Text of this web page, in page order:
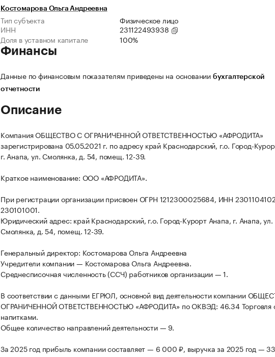
Костомарова Ольга Андреевна
Тип субъекта
Физическое лицо
ИНН
231122493938
Доля в уставном капитале
100%
Финансы
Данные по финансовым показателям приведены на основании бухгалтерской
отчетности
Описание
Компания ОБЩЕСТВО С ОГРАНИЧЕННОЙ ОТВЕТСТВЕННОСТЬЮ «АФРОДИТА»
зарегистрирована 05.05.2021 г. по адресу край Краснодарский, г.о. Город-
г. Анапа, ул. Смолянка, д. 54, помещ. 12-39.
Краткое наименование: ООО «АФРОДИТА».
При регистрации организации присвоен ОГРН 1212300025684, ИНН
230101001.
Юридический адрес: край Краснодарский, г.о. Город-Курорт Анапа, г. Анапа, ул.
Смолянка, д. 54, помещ. 12-39.
Генеральный директор: Костомарова Ольга Андреевна
Учредители компании — Костомарова Ольга Андреевна.
Среднесписочная численность (ССЧ) работников организации — 1.
В соответствии с данными ЕГРЮЛ, основной вид деятельности компании
ОГРАНИЧЕННОЙ ОТВЕТСТВЕННОСТЬЮ «АФРОДИТА» по ОКВЭД: 46.34 Торговля
напитками.
Общее количество направлений деятельности — 9.
За 2025 год прибыль компании составляет — 6 000 ₽, выручка за 2025 год —